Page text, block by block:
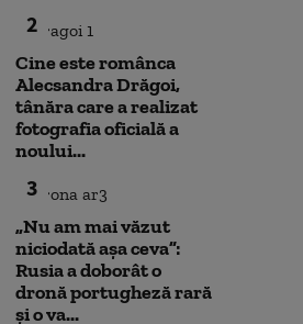
2
Cine este românca
Alecsandra Drăgoi,
tânăra care a realizat
fotografia oficială a
noului...
3
„Nu am mai văzut
niciodată așa ceva”:
Rusia a doborât o
dronă portugheză rară
și o va...